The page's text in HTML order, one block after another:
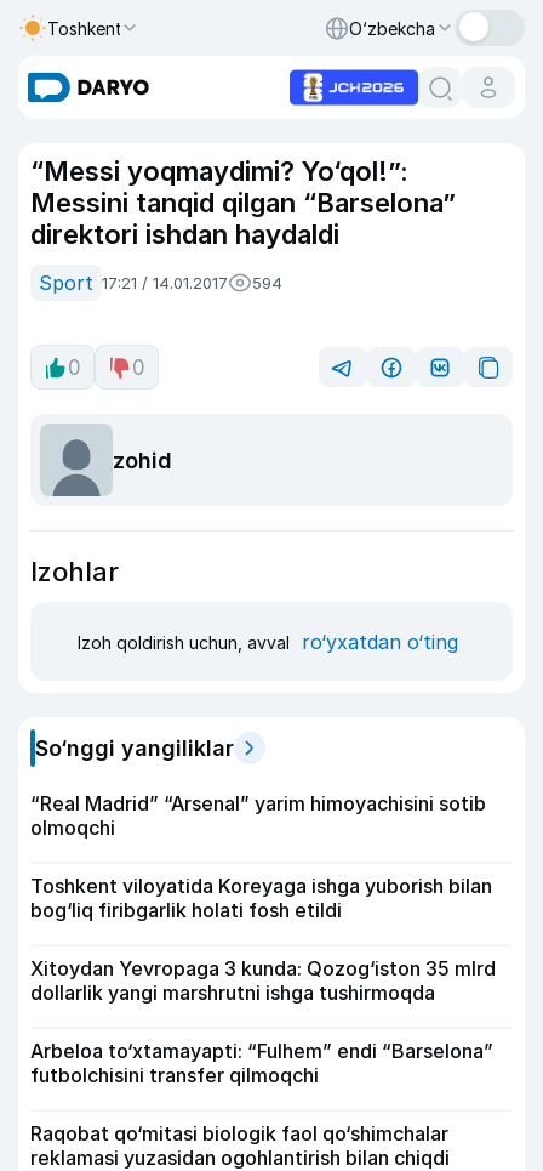
Toshkent O‘zbekcha
“Messi yoqmaydimi? Yo‘qol!”:
Messini tanqid qilgan “Barselona”
direktori ishdan haydaldi
Sport 17:21 / 14.01.2017 594
0 0
zohid
Izohlar
Izoh qoldirish uchun, avval ro‘yxatdan o‘ting
So‘nggi yangiliklar
“Real Madrid” “Arsenal” yarim himoyachisini sotib
olmoqchi
Toshkent viloyatida Koreyaga ishga yuborish bilan
bog‘liq firibgarlik holati fosh etildi
Xitoydan Yevropaga 3 kunda: Qozog‘iston 35 mlrd
dollarlik yangi marshrutni ishga tushirmoqda
Arbeloa to‘xtamayapti: “Fulhem” endi “Barselona”
futbolchisini transfer qilmoqchi
Raqobat qo‘mitasi biologik faol qo‘shimchalar
reklamasi yuzasidan ogohlantirish bilan chiqdi